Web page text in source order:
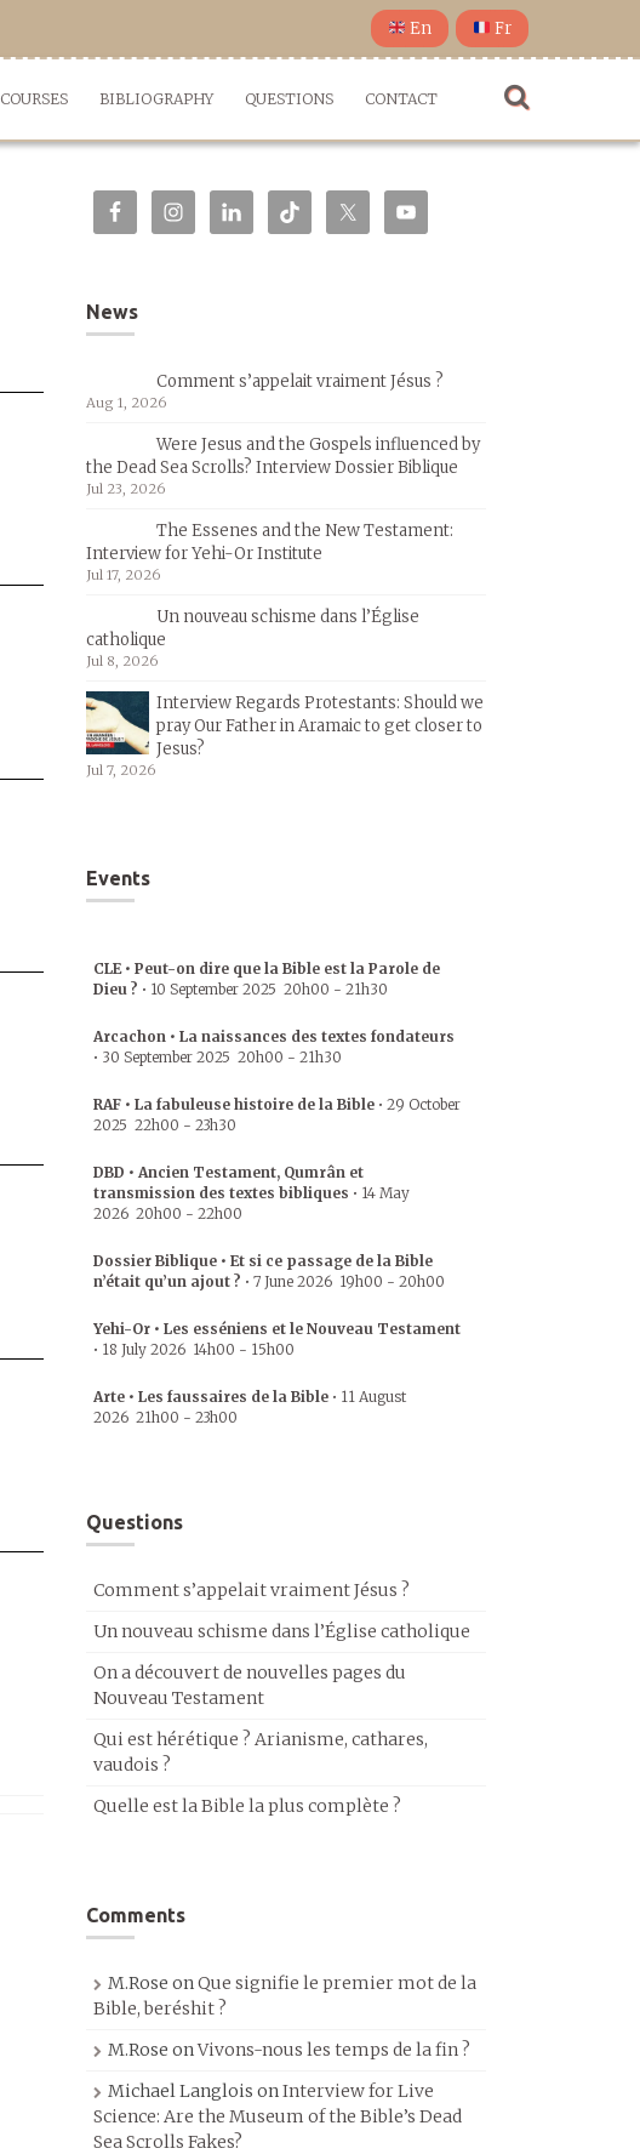
En Fr
COURSES BIBLIOGRAPHY QUESTIONS CONTACT
News
Comment s’appelait vraiment Jésus ?
Aug 1, 2026
Were Jesus and the Gospels influenced by
the Dead Sea Scrolls? Interview Dossier Biblique
Jul 23, 2026
The Essenes and the New Testament:
Interview for Yehi-Or Institute
Jul 17, 2026
Un nouveau schisme dans l’Église
catholique
Jul 8, 2026
Interview Regards Protestants: Should we
pray Our Father in Aramaic to get closer to
Jesus?
Jul 7, 2026
Events
CLE • Peut-on dire que la Bible est la Parole de
Dieu ? • 10 September 2025 20h00 - 21h30
Arcachon • La naissances des textes fondateurs
• 30 September 2025 20h00 - 21h30
RAF • La fabuleuse histoire de la Bible • 29 October
2025 22h00 - 23h30
DBD • Ancien Testament, Qumrân et
transmission des textes bibliques • 14 May
2026 20h00 - 22h00
Dossier Biblique • Et si ce passage de la Bible
n’était qu’un ajout ? • 7 June 2026 19h00 - 20h00
Yehi-Or • Les esséniens et le Nouveau Testament
• 18 July 2026 14h00 - 15h00
Arte • Les faussaires de la Bible • 11 August
2026 21h00 - 23h00
Questions
Comment s’appelait vraiment Jésus ?
Un nouveau schisme dans l’Église catholique
On a découvert de nouvelles pages du
Nouveau Testament
Qui est hérétique ? Arianisme, cathares,
vaudois ?
Quelle est la Bible la plus complète ?
Comments
M.Rose onQue signifie le premier mot de la
Bible, beréshit ?
M.Rose onVivons-nous les temps de la fin ?
Michael Langlois onInterview for Live
Science: Are the Museum of the Bible’s Dead
Sea Scrolls Fakes?